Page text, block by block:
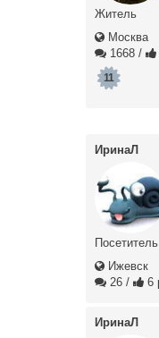
Житель
Москва
1668 /
11
ИринаЛ
Посетитель
Ижевск
26 / 6
ИринаЛ